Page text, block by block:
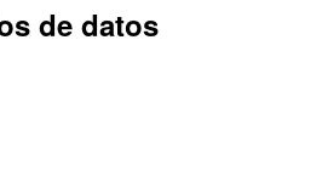
de datos